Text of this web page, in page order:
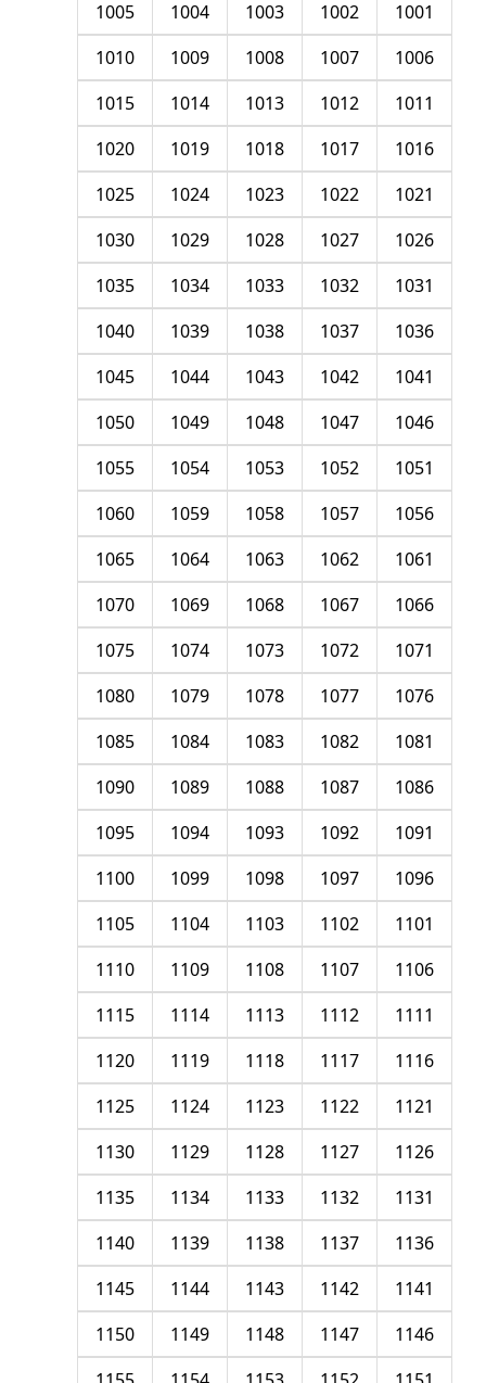
1001
1002
1003
1004
1005
1006
1007
1008
1009
1010
1011
1012
1013
1014
1015
1016
1017
1018
1019
1020
1021
1022
1023
1024
1025
1026
1027
1028
1029
1030
1031
1032
1033
1034
1035
1036
1037
1038
1039
1040
1041
1042
1043
1044
1045
1046
1047
1048
1049
1050
1051
1052
1053
1054
1055
1056
1057
1058
1059
1060
1061
1062
1063
1064
1065
1066
1067
1068
1069
1070
1071
1072
1073
1074
1075
1076
1077
1078
1079
1080
1081
1082
1083
1084
1085
1086
1087
1088
1089
1090
1091
1092
1093
1094
1095
1096
1097
1098
1099
1100
1101
1102
1103
1104
1105
1106
1107
1108
1109
1110
1111
1112
1113
1114
1115
1116
1117
1118
1119
1120
1121
1122
1123
1124
1125
1126
1127
1128
1129
1130
1131
1132
1133
1134
1135
1136
1137
1138
1139
1140
1141
1142
1143
1144
1145
1146
1147
1148
1149
1150